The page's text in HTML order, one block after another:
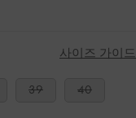
사이즈 가이드
39 40